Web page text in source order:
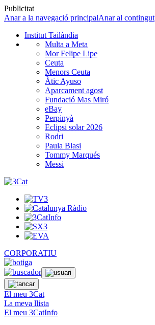
Publicitat
Anar a la navegació principalAnar al contingut
Institut Tailàndia
Multa a Meta
Mor Felipe Lipe
Ceuta
Menors Ceuta
Àtic Ayuso
Aparcament agost
Fundació Mas Miró
eBay
Perpinyà
Eclipsi solar 2026
Rodri
Paula Blasi
Tommy Marqués
Messi
CORPORATIU
El meu 3Cat
La meva llista
El meu 3CatInfo